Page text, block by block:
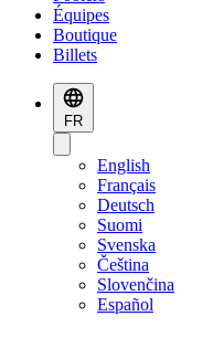
Équipes
Boutique
Billets
FR
English
Français
Deutsch
Suomi
Svenska
Čeština
Slovenčina
Español